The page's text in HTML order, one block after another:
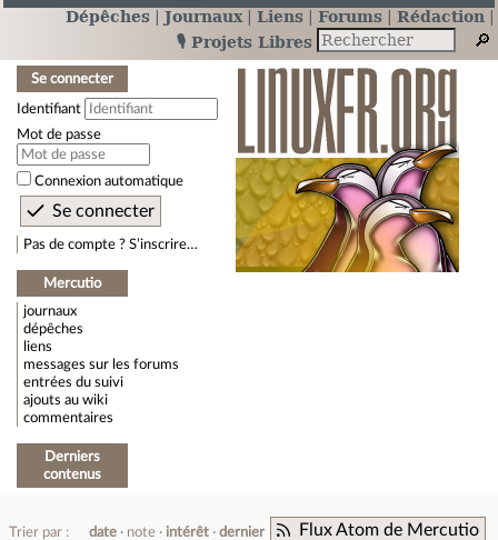
Dépêches Journaux Liens Forums
Rédaction
🎙️ Projets Libres
Se connecter
Identifiant
Mot de passe
Connexion automatique
Pas de compte ? S’inscrire…
Mercutio
journaux
dépêches
liens
messages sur les forums
entrées du suivi
ajouts au wiki
commentaires
Derniers
contenus
Flux Atom de Mercutio
Trier par : date note intérêt
dernier